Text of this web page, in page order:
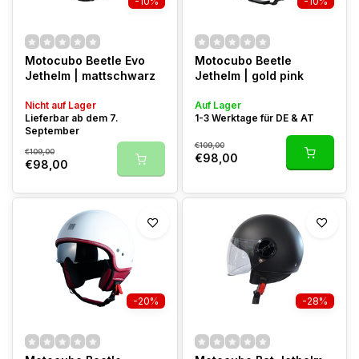
Motocubo Beetle Evo
Jethelm | mattschwarz
Nicht auf Lager
Lieferbar ab dem 7.
September
€109,00
€98,00
Motocubo Beetle
Jethelm | gold pink
Auf Lager
1-3 Werktage für DE & AT
€109,00
€98,00
-20% -28%